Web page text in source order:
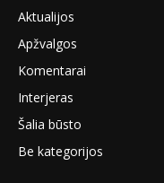
Aktualijos
Apžvalgos
Komentarai
Interjeras
Šalia būsto
Be kategorijos